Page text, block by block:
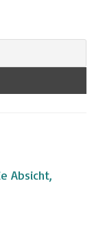
Absicht,